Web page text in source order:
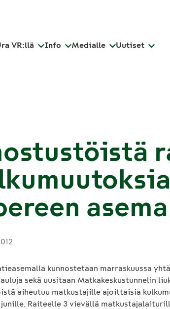
VR:llä Info Medialle Uutiset
kunnostetaan marraskuussa
sekä uusitaan Matkakeskustunnelin
aiheutuu matkustajille ajoittaisia
Raiteelle 3 vievällä